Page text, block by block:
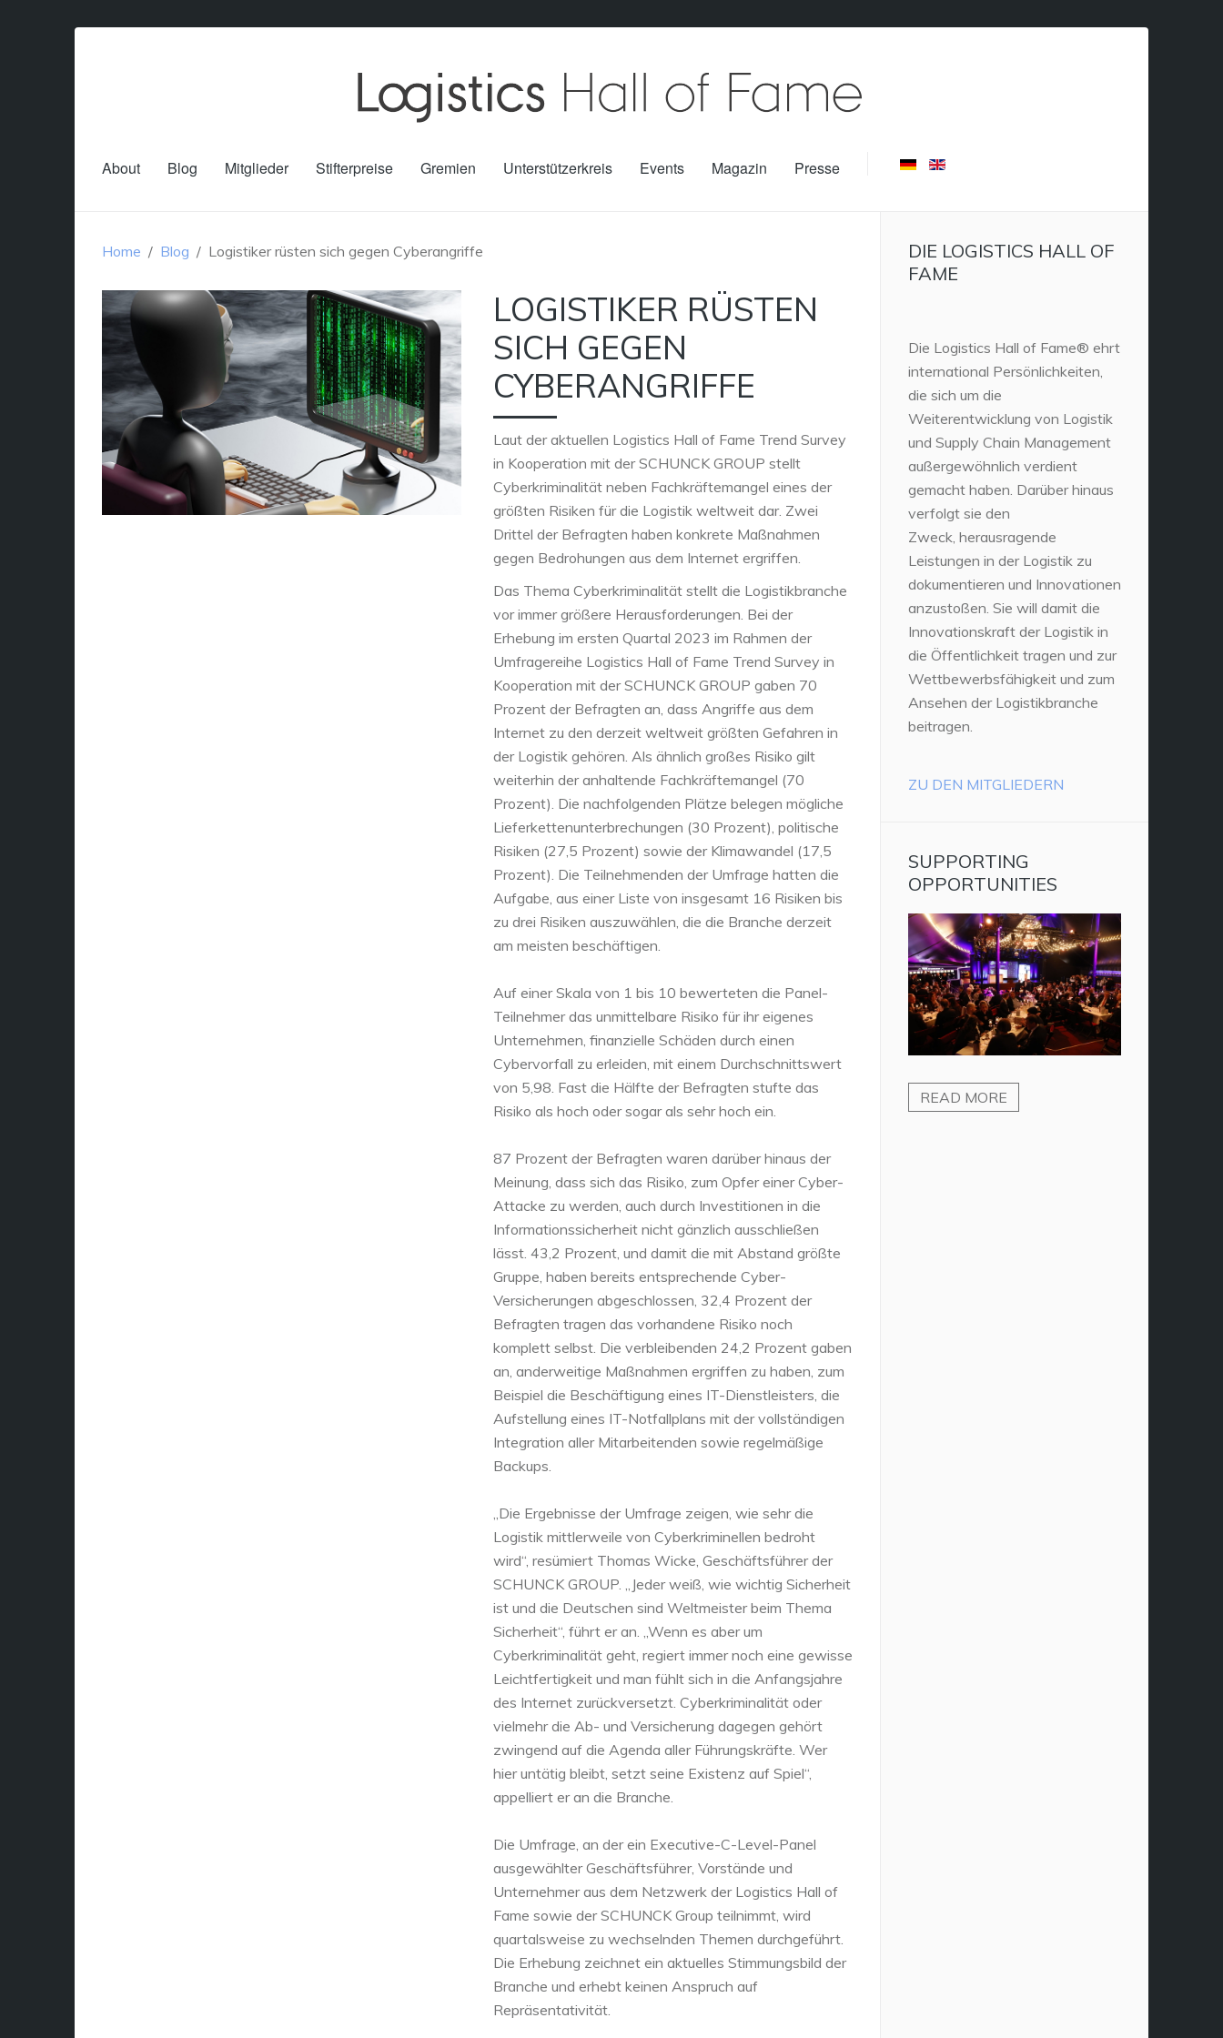
About Blog Mitglieder Stifterpreise Gremien Unterstützerkreis Events Magazin Presse
Home Blog Logistiker rüsten sich gegen Cyberangriffe
LOGISTIKER RÜSTEN
SICH GEGEN
CYBERANGRIFFE
Laut der aktuellen Logistics Hall of Fame Trend Survey
in Kooperation mit der SCHUNCK GROUP stellt
Cyberkriminalität neben Fachkräftemangel eines der
größten Risiken für die Logistik weltweit dar. Zwei
Drittel der Befragten haben konkrete Maßnahmen
gegen Bedrohungen aus dem Internet ergriffen.
Das Thema Cyberkriminalität stellt die Logistikbranche
vor immer größere Herausforderungen. Bei der
Erhebung im ersten Quartal 2023 im Rahmen der
Umfragereihe Logistics Hall of Fame Trend Survey in
Kooperation mit der SCHUNCK GROUP gaben 70
Prozent der Befragten an, dass Angriffe aus dem
Internet zu den derzeit weltweit größten Gefahren in
der Logistik gehören. Als ähnlich großes Risiko gilt
weiterhin der anhaltende Fachkräftemangel (70
Prozent). Die nachfolgenden Plätze belegen mögliche
Lieferkettenunterbrechungen (30 Prozent), politische
Risiken (27,5 Prozent) sowie der Klimawandel (17,5
Prozent). Die Teilnehmenden der Umfrage hatten die
Aufgabe, aus einer Liste von insgesamt 16 Risiken bis
zu drei Risiken auszuwählen, die die Branche derzeit
am meisten beschäftigen.
Auf einer Skala von 1 bis 10 bewerteten die Panel-
Teilnehmer das unmittelbare Risiko für ihr eigenes
Unternehmen, finanzielle Schäden durch einen
Cybervorfall zu erleiden, mit einem Durchschnittswert
von 5,98. Fast die Hälfte der Befragten stufte das
Risiko als hoch oder sogar als sehr hoch ein.
87 Prozent der Befragten waren darüber hinaus der
Meinung, dass sich das Risiko, zum Opfer einer Cyber-
Attacke zu werden, auch durch Investitionen in die
Informationssicherheit nicht gänzlich ausschließen
lässt. 43,2 Prozent, und damit die mit Abstand größte
Gruppe, haben bereits entsprechende Cyber-
Versicherungen abgeschlossen, 32,4 Prozent der
Befragten tragen das vorhandene Risiko noch
komplett selbst. Die verbleibenden 24,2 Prozent gaben
an, anderweitige Maßnahmen ergriffen zu haben, zum
Beispiel die Beschäftigung eines IT-Dienstleisters, die
Aufstellung eines IT-Notfallplans mit der vollständigen
Integration aller Mitarbeitenden sowie regelmäßige
Backups.
„Die Ergebnisse der Umfrage zeigen, wie sehr die
Logistik mittlerweile von Cyberkriminellen bedroht
wird“, resümiert Thomas Wicke, Geschäftsführer der
SCHUNCK GROUP. „Jeder weiß, wie wichtig Sicherheit
ist und die Deutschen sind Weltmeister beim Thema
Sicherheit“, führt er an. „Wenn es aber um
Cyberkriminalität geht, regiert immer noch eine gewisse
Leichtfertigkeit und man fühlt sich in die Anfangsjahre
des Internet zurückversetzt. Cyberkriminalität oder
vielmehr die Ab- und Versicherung dagegen gehört
zwingend auf die Agenda aller Führungskräfte. Wer
hier untätig bleibt, setzt seine Existenz auf Spiel“,
appelliert er an die Branche.
Die Umfrage, an der ein Executive-C-Level-Panel
ausgewählter Geschäftsführer, Vorstände und
Unternehmer aus dem Netzwerk der Logistics Hall of
Fame sowie der SCHUNCK Group teilnimmt, wird
quartalsweise zu wechselnden Themen durchgeführt.
Die Erhebung zeichnet ein aktuelles Stimmungsbild der
Branche und erhebt keinen Anspruch auf
Repräsentativität.
DIE LOGISTICS HALL OF
FAME
Die Logistics Hall of Fame® ehrt
international Persönlichkeiten,
die sich um die
Weiterentwicklung von Logistik
und Supply Chain Management
außergewöhnlich verdient
gemacht haben. Darüber hinaus
verfolgt sie den
Zweck, herausragende
Leistungen in der Logistik zu
dokumentieren und Innovationen
anzustoßen. Sie will damit die
Innovationskraft der Logistik in
die Öffentlichkeit tragen und zur
Wettbewerbsfähigkeit und zum
Ansehen der Logistikbranche
beitragen.
ZU DEN MITGLIEDERN
SUPPORTING
OPPORTUNITIES
READ MORE